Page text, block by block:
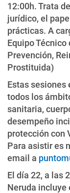
12:00h. Trata
jurídico, el
prácticas. A
Equipo
Prevención,
Prostituida)
Estas sesiones
todos los
sanitaria,
desempeño
protección con
Para asistir es
email a
El día 22, a las
Neruda incluye